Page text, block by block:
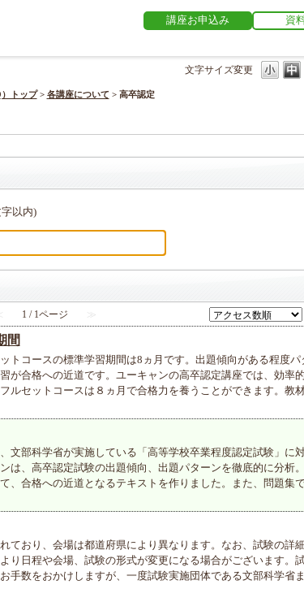
講座お申込み 資
文字サイズ変更
トップ > 各講座について > 高卒認定
以内)
1 / 1ページ ≫
間
トコースの標準学習期間は8ヵ月です。出題傾向がある程度パ
が合格への近道です。ユーキャンの高卒認定講座では、効率的
ルセットコースは８ヵ月で合格力を養うことができます。教
文部科学省が実施している「高等学校卒業程度認定試験」に
は、高卒認定試験の出題傾向、出題パターンを徹底的に分析。
、合格への近道となるテキストを作りました。また、問題集
ており、会場は都道府県により異なります。なお、試験の詳細
り日程や会場、試験の形式が変更になる場合がございます。
手数をおかけしますが、一度試験実施団体である文部科学省ま